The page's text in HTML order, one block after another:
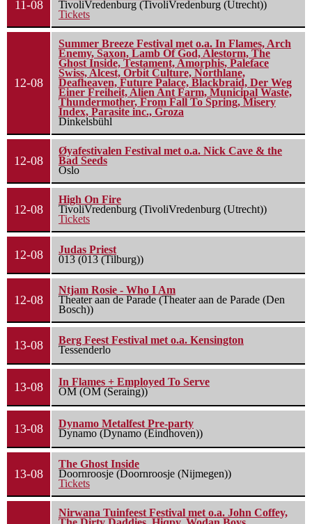
11-08
TivoliVredenburg (TivoliVredenburg (Utrecht))
Tickets
12-08
Summer Breeze Festival met o.a. In Flames, Arch
Enemy, Saxon, Lamb Of God, Alestorm, The
Ghost Inside, Testament, Amorphis, Paleface
Swiss, Alcest, Orbit Culture, Northlane,
Deafheaven, Future Palace, Blackbraid, Der Weg
Einer Freiheit, Alien Ant Farm, Municipal Waste,
Thundermother, From Fall To Spring, Misery
Index, Parasite inc., Groza
Dinkelsbühl
12-08
Øyafestivalen Festival met o.a. Nick Cave & the
Bad Seeds
Oslo
12-08
High On Fire
TivoliVredenburg (TivoliVredenburg (Utrecht))
Tickets
12-08
Judas Priest
013 (013 (Tilburg))
12-08
Ntjam Rosie - Who I Am
Theater aan de Parade (Theater aan de Parade (Den
Bosch))
13-08
Berg Feest Festival met o.a. Kensington
Tessenderlo
13-08
In Flames + Employed To Serve
OM (OM (Seraing))
13-08
Dynamo Metalfest Pre-party
Dynamo (Dynamo (Eindhoven))
13-08
The Ghost Inside
Doornroosje (Doornroosje (Nijmegen))
Tickets
Nirwana Tuinfeest Festival met o.a. John Coffey,